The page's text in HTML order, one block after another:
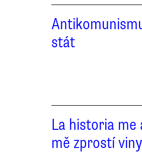
stát
La historia
mě zprostí viny